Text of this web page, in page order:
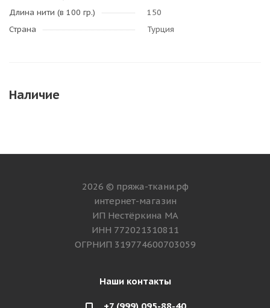
Длина нити (в 100 гр.)
150
Страна
Турция
Наличие
2026 © пряжа-ткани.рф
интернет-магазин
ИП Нестёркина МА
ИНН 772021310811
ОГРНИП 319774600703059
Наши контакты